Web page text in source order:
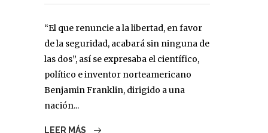
“El que renuncie a la libertad, en favor
de la seguridad, acabará sin ninguna de
las dos”, así se expresaba el científico,
político e inventor norteamericano
Benjamin Franklin, dirigido a una
nación...
LEER MÁS